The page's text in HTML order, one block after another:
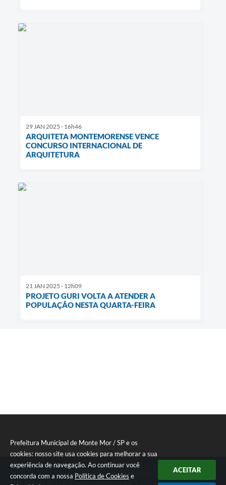
Prefeitura Municipal de Monte Mor / SP e os
cookies: nosso site usa cookies para melhorar a sua
experiência de navegação. Ao continuar você
concorda com a nossa Política de Cookies e
ACEITAR
29 JAN 2025 - 16h46
ARQUITETA MONTEMORENSE VENCE
CONCURSO INTERNACIONAL DE
ARQUITETURA
21 JAN 2025 - 12h09
PROJETO GURI VOLTA A ATENDER A
POPULAÇÃO NESTA QUARTA-FEIRA
Telefone: (19) 3879 9000